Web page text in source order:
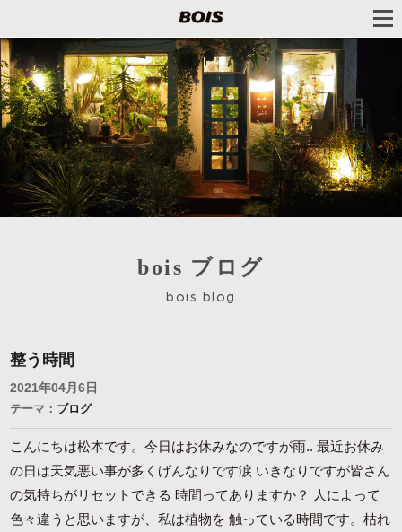
bois ブログ
bois blog
整う時間
2021年04月6日
テーマ： ブログ
こんにちは松本です。今日はお休みなのですが雨.. 最近お休み
の日は天気悪い事が多くげんなりです涙 いきなりですが皆さん
の気持ちがリセットできる 時間ってありますか？ 人によって
色々違うと思いますが、私は植物を 触っている時間です。枯れ